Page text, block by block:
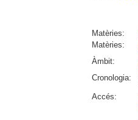
Matèries:
Matèries:
Àmbit:
Cronologia:
Accés: